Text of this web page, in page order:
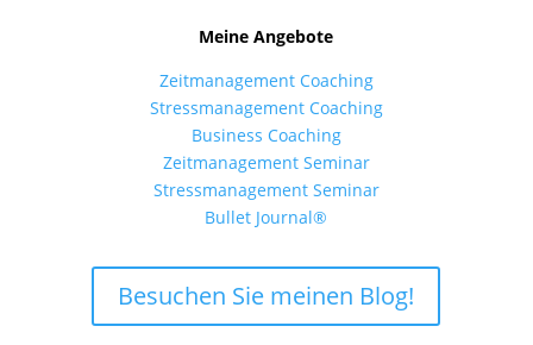
Meine Angebote
Zeitmanagement Coaching
Stressmanagement Coaching
Business Coaching
Zeitmanagement Seminar
Stressmanagement Seminar
Bullet Journal®
Besuchen Sie meinen Blog!